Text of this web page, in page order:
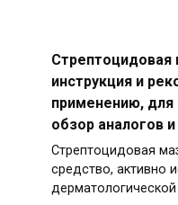
Стрептоцидовая
инструкция и
применению, для
обзор аналогов
Стрептоцидовая
средство, активно
дерматологической